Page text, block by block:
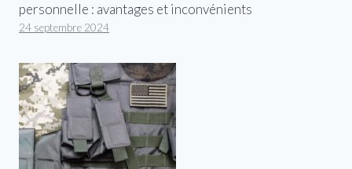
personnelle : avantages et inconvénients
24 septembre 2024